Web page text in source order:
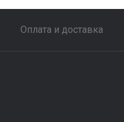
Оплата и доставка